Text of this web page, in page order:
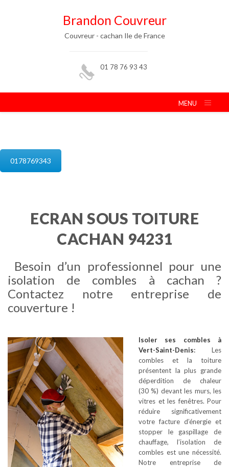
Brandon Couvreur
Couvreur - cachan Ile de France
01 78 76 93 43
MENU
0178769343
ECRAN SOUS TOITURE
CACHAN 94231
Besoin d’un professionnel pour une
isolation de combles à cachan ?
Contactez notre entreprise de
couverture !
Isoler ses combles à
Vert-Saint-Denis: Les
combles et la toiture
présentent la plus grande
déperdition de chaleur
(30 %) devant les murs, les
vitres et les fenêtres. Pour
réduire significativement
votre facture d’énergie et
stopper le gaspillage de
chauffage, l’isolation de
combles est une nécessité.
Notre entreprise de